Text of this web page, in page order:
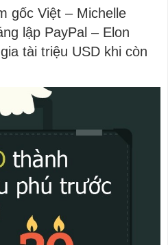
gốc Việt – Michelle
lập PayPal – Elon
tài triệu USD khi còn